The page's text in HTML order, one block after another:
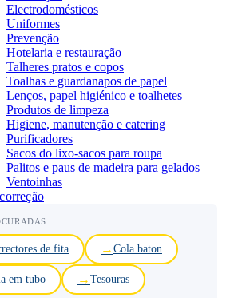
Electrodomésticos
Uniformes
Prevenção
Hotelaria e restauração
Talheres pratos e copos
Toalhas e guardanapos de papel
Lenços, papel higiénico e toalhetes
Produtos de limpeza
Higiene, manutenção e catering
Purificadores
Sacos do lixo-sacos para roupa
Palitos e paus de madeira para gelados
Ventoinhas
de fita Cola baton
em tubo Tesouras